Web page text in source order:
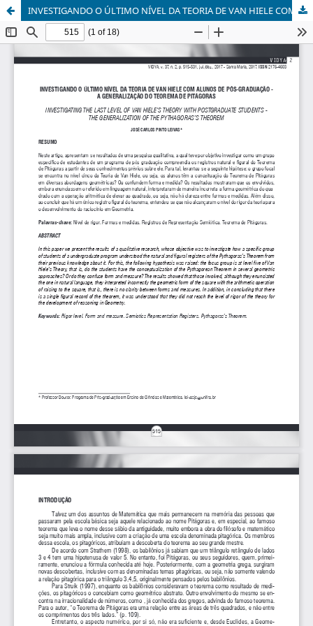
INVESTIGANDO O ÚLTIMO NÍVEL DA TEORIA DE VAN HIELE COM ALUNOS DE PÓS-GRADUAÇÃO – a generalização do teorema de Pitágoras